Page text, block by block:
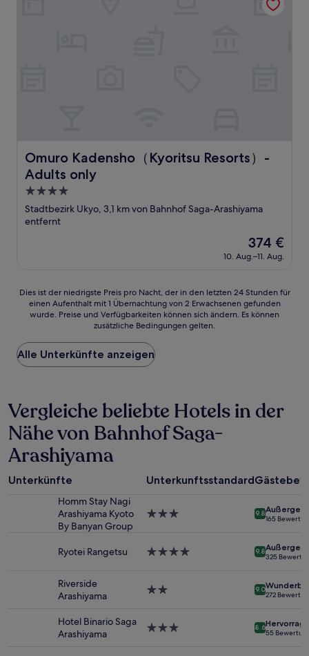
Omuro Kadensho（Kyoritsu Resorts）-
Adults only
Omuro Kadensho（Kyoritsu Resorts）- Adults only
4.0-
Sterne-
Unterkunft
Stadtbezirk Ukyo, 3,1 km von Bahnhof Saga-Arashiyama
entfernt
Der
Preis
beträgt
374 €
10. Aug.–11. Aug.
Dies
der
Preis
pro
Nacht,
den
letzten
24 Stunden
für
einen
mit
2 Erwachsenen
gefunden
Verfügbarkeiten
Dies ist der niedrigste Preis pro Nacht, der in den letzten 24 Stunden für
einen Aufenthalt mit 1 Übernachtung von 2 Erwachsenen gefunden
wurde. Preise und Verfügbarkeiten können sich ändern. Es können
zusätzliche Bedingungen gelten.
Alle Unterkünfte anzeigen
Vergleiche beliebte Hotels in der
Nähe von Bahnhof Saga-
Arashiyama
Unterkünfte Unterkunftsstandard
Homm Stay Nagi
Arashiyama Kyoto
By Banyan Group
3.0-
9.8
165
Ryotei Rangetsu
4.0-
9.8
325
Riverside
Arashiyama
2.0-
9.0
272
Hotel Binario Saga
Arashiyama
3.0-
8.6
55